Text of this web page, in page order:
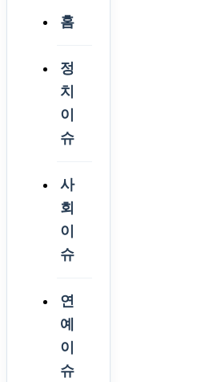
홈
정
치
이
슈
사
회
이
슈
연
예
이
슈